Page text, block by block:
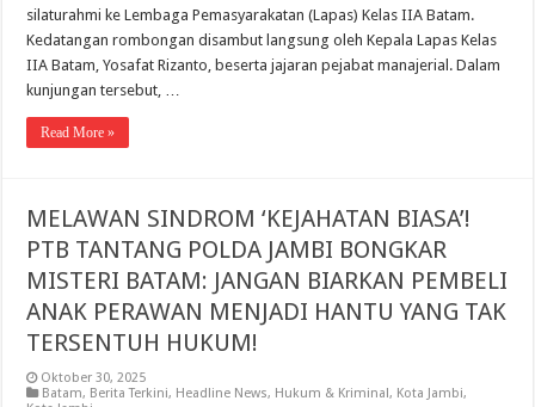
silaturahmi ke Lembaga Pemasyarakatan (Lapas) Kelas IIA Batam.
Kedatangan rombongan disambut langsung oleh Kepala Lapas Kelas
IIA Batam, Yosafat Rizanto, beserta jajaran pejabat manajerial. Dalam
kunjungan tersebut, …
Read More »
MELAWAN SINDROM ‘KEJAHATAN BIASA’!
PTB TANTANG POLDA JAMBI BONGKAR
MISTERI BATAM: JANGAN BIARKAN PEMBELI
ANAK PERAWAN MENJADI HANTU YANG TAK
TERSENTUH HUKUM!
Oktober 30, 2025
Batam, Berita Terkini, Headline News, Hukum & Kriminal, Kota Jambi,